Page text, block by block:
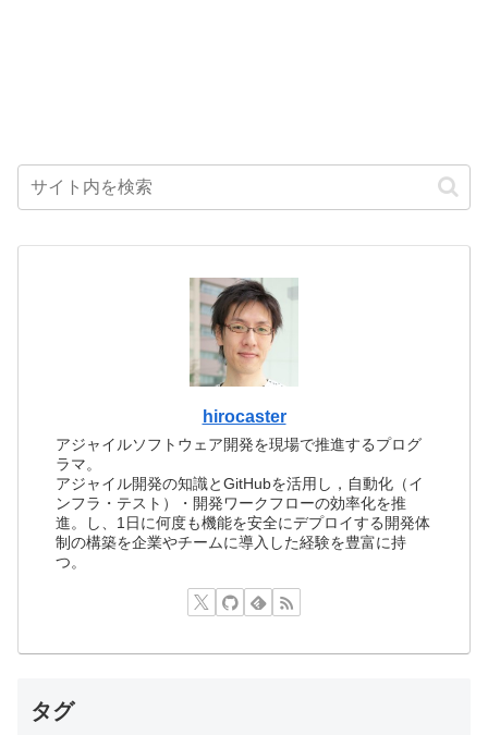
hirocaster
アジャイルソフトウェア開発を現場で推進するプログ
ラマ。
アジャイル開発の知識とGitHubを活用し，自動化（イ
ンフラ・テスト）・開発ワークフローの効率化を推
進。し、1日に何度も機能を安全にデプロイする開発体
制の構築を企業やチームに導入した経験を豊富に持
つ。
タグ